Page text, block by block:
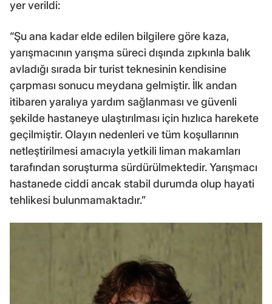
yer verildi:
“Şu ana kadar elde edilen bilgilere göre kaza,
yarışmacının yarışma süreci dışında zıpkınla balık
avladığı sırada bir turist teknesinin kendisine
çarpması sonucu meydana gelmiştir. İlk andan
itibaren yaralıya yardım sağlanması ve güvenli
şekilde hastaneye ulaştırılması için hızlıca harekete
geçilmiştir. Olayın nedenleri ve tüm koşullarının
netleştirilmesi amacıyla yetkili liman makamları
tarafından soruşturma sürdürülmektedir. Yarışmacı
hastanede ciddi ancak stabil durumda olup hayati
tehlikesi bulunmamaktadır.”